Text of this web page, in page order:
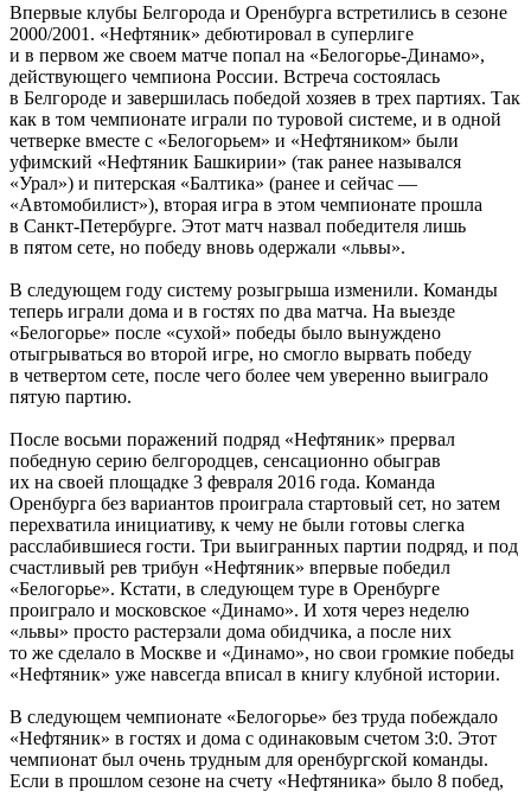
Впервые клубы Белгорода и Оренбурга встретились в сезоне
2000/2001. «Нефтяник» дебютировал в суперлиге
и в первом же своем матче попал на «Белогорье-Динамо»,
действующего чемпиона России. Встреча состоялась
в Белгороде и завершилась победой хозяев в трех партиях. Так
как в том чемпионате играли по туровой системе, и в одной
четверке вместе с «Белогорьем» и «Нефтяником» были
уфимский «Нефтяник Башкирии» (так ранее назывался
«Урал») и питерская «Балтика» (ранее и сейчас —
«Автомобилист»), вторая игра в этом чемпионате прошла
в Санкт-Петербурге. Этот матч назвал победителя лишь
в пятом сете, но победу вновь одержали «львы».
В следующем году систему розыгрыша изменили. Команды
теперь играли дома и в гостях по два матча. На выезде
«Белогорье» после «сухой» победы было вынуждено
отыгрываться во второй игре, но смогло вырвать победу
в четвертом сете, после чего более чем уверенно выиграло
пятую партию.
После восьми поражений подряд «Нефтяник» прервал
победную серию белгородцев, сенсационно обыграв
их на своей площадке 3 февраля 2016 года. Команда
Оренбурга без вариантов проиграла стартовый сет, но затем
перехватила инициативу, к чему не были готовы слегка
расслабившиеся гости. Три выигранных партии подряд, и под
счастливый рев трибун «Нефтяник» впервые победил
«Белогорье». Кстати, в следующем туре в Оренбурге
проиграло и московское «Динамо». И хотя через неделю
«львы» просто растерзали дома обидчика, а после них
то же сделало в Москве и «Динамо», но свои громкие победы
«Нефтяник» уже навсегда вписал в книгу клубной истории.
В следующем чемпионате «Белогорье» без труда побеждало
«Нефтяник» в гостях и дома с одинаковым счетом 3:0. Этот
чемпионат был очень трудным для оренбургской команды.
Если в прошлом сезоне на счету «Нефтяника» было 8 побед,